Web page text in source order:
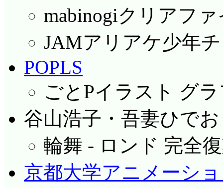
mabinogiクリアフ
JAMアリアケ少年
POPLS
ごとPイラスト グ
谷山浩子・吾妻ひで
輪舞 - ロンド 完全
京都大学アニメーシ